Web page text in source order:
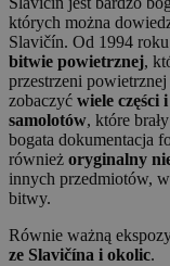
których można
Slavičín. Od 1994 roku
bitwie powietrznej,
przestrzeni
zobaczyć wiele części
samolotów, które
bogata dokumentacja
również oryginalny
innych przedmiotów,
bitwy.
Równie ważną
ze Slavičína i okolic.